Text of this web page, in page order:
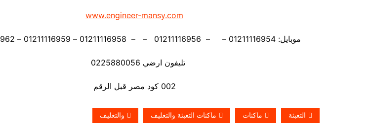
www.engineer-mansy.com
موبايل: 01211116954 – – 01211116956 – – 01211116958 – 01211116959 – 01211116962
تليفون ارضي 0225880056
002 كود مصر قبل الرقم
التعبئة ماكنات ماكنات التعبئة والتغليف والتغليف